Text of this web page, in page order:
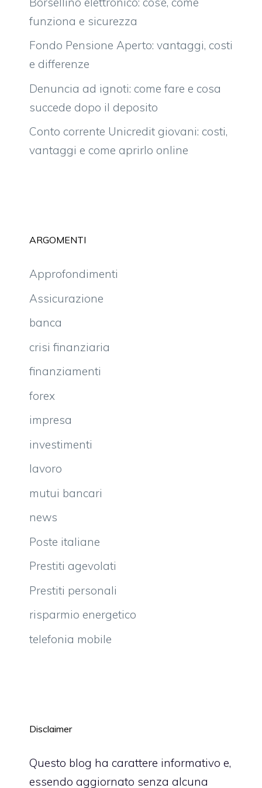
funziona e sicurezza
Fondo Pensione Aperto: vantaggi, costi
e differenze
Denuncia ad ignoti: come fare e cosa
succede dopo il deposito
Conto corrente Unicredit giovani: costi,
vantaggi e come aprirlo online
ARGOMENTI
Approfondimenti
Assicurazione
banca
crisi finanziaria
finanziamenti
forex
impresa
investimenti
lavoro
mutui bancari
news
Poste italiane
Prestiti agevolati
Prestiti personali
risparmio energetico
telefonia mobile
Disclaimer
Questo blog ha carattere informativo e,
essendo aggiornato senza alcuna